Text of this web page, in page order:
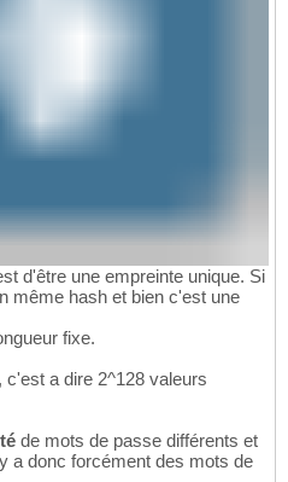
d'être une empreinte unique. Si
même hash et bien c'est une
fixe.
a dire 2^128 valeurs
de mots de passe différents et
a donc forcément des mots de